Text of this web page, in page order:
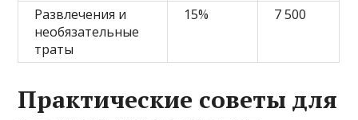
Развлечения и
необязательные
траты
15% 7 500
Практические советы для